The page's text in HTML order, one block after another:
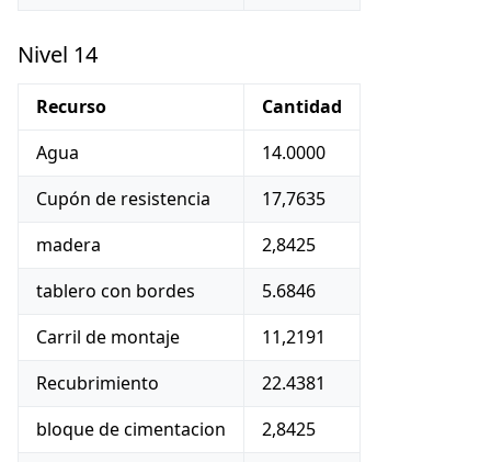
Nivel 14
Recurso
Cantidad
Agua
14.0000
Cupón de resistencia
17,7635
madera
2,8425
tablero con bordes
5.6846
Carril de montaje
11,2191
Recubrimiento
22.4381
bloque de cimentacion
2,8425